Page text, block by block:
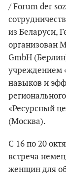
/ Forum der
из Беларуси,
организован
GmbH
учреждением
навыков и
«Ресурсный
(Москва).
С 16 по 20
встреча
женщин для